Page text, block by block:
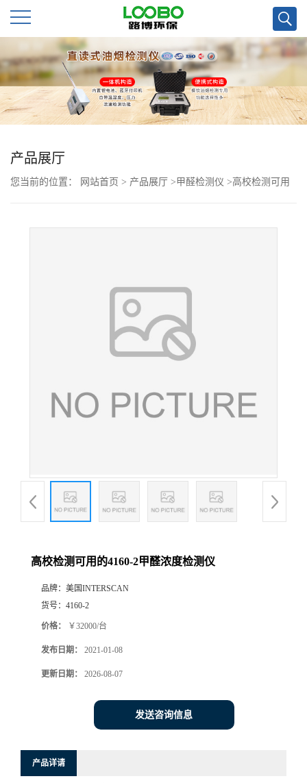
公
司
首
页
公
品
厅
系
产品展厅
您当前的位置： 网站首页 > 产品展厅 >甲醛检测仪 >高校检测可用
高校检测可用的4160-2甲醛浓度检测仪
品牌： 美国INTERSCAN
货号： 4160-2
价格： ￥32000/台
发布日期： 2021-01-08
更新日期： 2026-08-07
发送咨询信息
产品详请